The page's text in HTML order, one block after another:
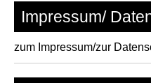
Impressum/
zum Impressum/zur